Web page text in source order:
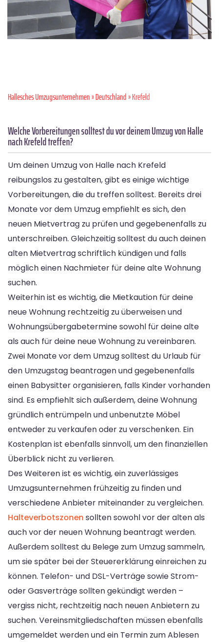
Hallesches Umzugsunternehmen»Deutschland» Krefeld
Welche Vorbereitungen solltest du vor deinem Umzug von Halle
nach Krefeld treffen?
Um deinen Umzug von Halle nach Krefeld
reibungslos zu gestalten, gibt es einige wichtige
Vorbereitungen, die du treffen solltest. Bereits drei
Monate vor dem Umzug empfiehlt es sich, den
neuen Mietvertrag zu prüfen und gegebenenfalls zu
unterschreiben. Gleichzeitig solltest du auch deinen
alten Mietvertrag schriftlich kündigen und falls
möglich einen Nachmieter für deine alte Wohnung
suchen.
Weiterhin ist es wichtig, die Mietkaution für deine
neue Wohnung rechtzeitig zu überweisen und
Wohnungsübergabetermine sowohl für deine alte
als auch für deine neue Wohnung zu vereinbaren.
Zwei Monate vor dem Umzug solltest du Urlaub für
den Umzugstag beantragen und gegebenenfalls
einen Babysitter organisieren, falls Kinder vorhanden
sind. Es empfiehlt sich außerdem, deine Wohnung
gründlich entrümpeln und unbenutzte Möbel
entweder zu verkaufen oder zu verschenken. Ein
Kostenplan ist ebenfalls sinnvoll, um den finanziellen
Überblick nicht zu verlieren.
Des Weiteren ist es wichtig, ein zuverlässiges
Umzugsunternehmen frühzeitig zu finden und
verschiedene Anbieter miteinander zu vergleichen.
Halteverbotszonen sollten sowohl vor der alten als
auch vor der neuen Wohnung beantragt werden.
Außerdem solltest du Belege zum Umzug sammeln,
um sie später bei der Steuererklärung einreichen zu
können. Telefon- und DSL-Verträge sowie Strom-
oder Gasverträge sollten gekündigt werden –
vergiss nicht, rechtzeitig nach neuen Anbietern zu
suchen. Vereinsmitgliedschaften müssen ebenfalls
umgemeldet werden und ein Termin zum Ablesen